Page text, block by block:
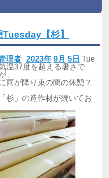
【杉】
2023年 9月 5日 Tue
理者
温37度を超える暑さで
、
雨が降り束の間の休憩？
杉」の造作材が続いてお